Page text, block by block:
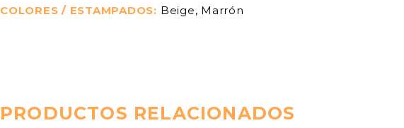
COLORES / ESTAMPADOS Beige, Marrón
PRODUCTOS RELACIONADOS